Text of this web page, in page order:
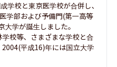
学校と東京医学校が合併し、
学部および予備門(第一高等
学が誕生しました。
校等、さまざまな学校と合
平成16)年には国立大学